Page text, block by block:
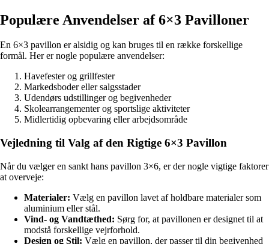
Populære Anvendelser af 6×3 Pavilloner
En 6×3 pavillon er alsidig og kan bruges til en række forskellige
formål. Her er nogle populære anvendelser:
Havefester og grillfester
Markedsboder eller salgsstader
Udendørs udstillinger og begivenheder
Skolearrangementer og sportslige aktiviteter
Midlertidig opbevaring eller arbejdsområde
Vejledning til Valg af den Rigtige 6×3 Pavillon
Når du vælger en sankt hans pavillon 3×6, er der nogle vigtige faktorer
at overveje:
Materialer: Vælg en pavillon lavet af holdbare materialer som
aluminium eller stål.
Vind- og Vandtæthed: Sørg for, at pavillonen er designet til at
modstå forskellige vejrforhold.
Design og Stil: Vælg en pavillon, der passer til din begivenhed